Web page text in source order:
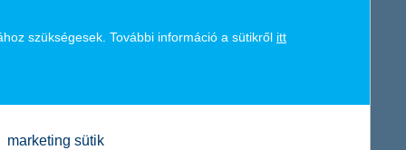
újból visszakerülhet. Amennyiben azonban a
érdemes óvatosan nyúlni a hazai részvényekhez és a forint
szükségesek. További információ a sütikről itt
marketing sütik